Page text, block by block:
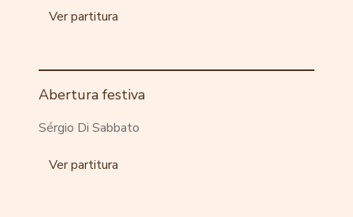
Ver partitura
Abertura festiva
Sérgio Di Sabbato
Ver partitura